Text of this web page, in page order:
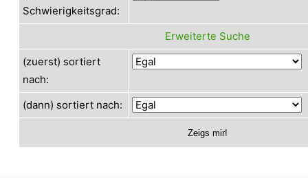
Schwierigkeitsgrad:
Erweiterte Suche
(zuerst) sortiert
nach:
(dann) sortiert nach: